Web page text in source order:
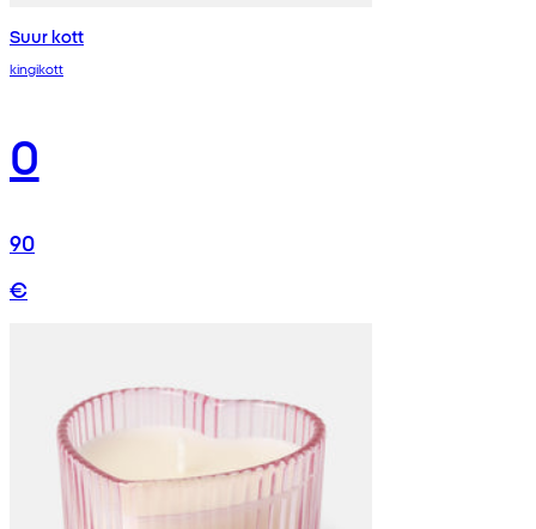
Suur kott
kingikott
0
90
€